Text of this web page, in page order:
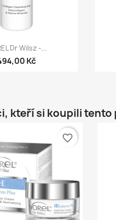
náhled
Dr Wilsz -...
Kč
kteří si koupili
favorite_border